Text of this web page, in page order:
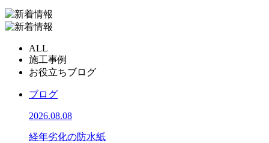
ALL
施工事例
お役立ちブログ
ブログ
2026.08.08
経年劣化の防水紙